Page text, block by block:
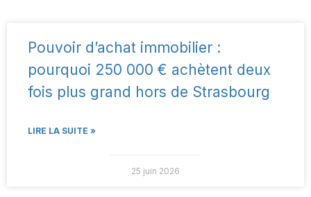
Pouvoir d’achat immobilier :
pourquoi 250 000 € achètent deux
fois plus grand hors de Strasbourg
LIRE LA SUITE »
25 juin 2026